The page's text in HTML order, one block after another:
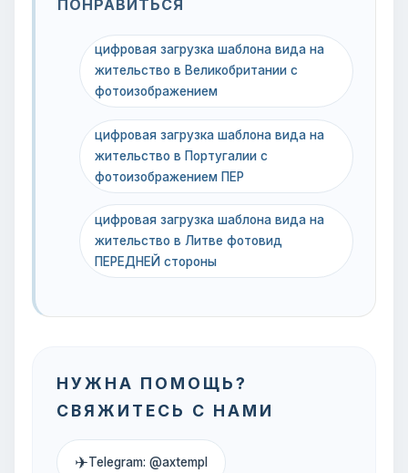
ПОНРАВИТЬСЯ
цифровая загрузка шаблона вида на
жительство в Великобритании с
фотоизображением
цифровая загрузка шаблона вида на
жительство в Португалии с
фотоизображением ПЕР
цифровая загрузка шаблона вида на
жительство в Литве фотовид
ПЕРЕДНЕЙ стороны
НУЖНА ПОМОЩЬ?
СВЯЖИТЕСЬ С НАМИ
✈Telegram: @axtempl